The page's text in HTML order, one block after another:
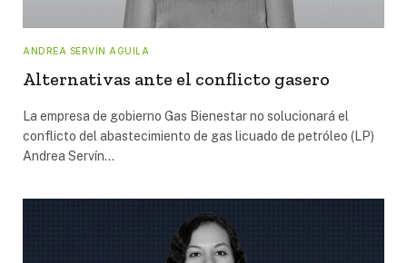
ANDREA SERVÍN AGUILA
Alternativas ante el conflicto gasero
La empresa de gobierno Gas Bienestar no solucionará el
conflicto del abastecimiento de gas licuado de petróleo (LP)
Andrea Servín…